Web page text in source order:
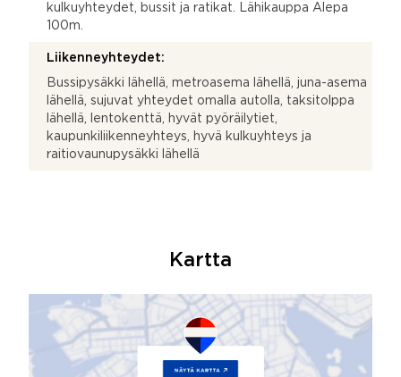
kulkuyhteydet, bussit ja ratikat. Lähikauppa Alepa
100m.
Liikenneyhteydet:
Bussipysäkki lähellä, metroasema lähellä, juna-asema
lähellä, sujuvat yhteydet omalla autolla, taksitolppa
lähellä, lentokenttä, hyvät pyöräilytiet,
kaupunkiliikenneyhteys, hyvä kulkuyhteys ja
raitiovaunupysäkki lähellä
Kartta